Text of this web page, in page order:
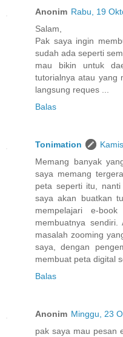
Anonim Rabu, 19
Salam,
Pak saya ingin
sudah ada seperti
mau bikin untuk
tutorialnya atau yang
langsung reques ...
Balas
Tonimation
Memang banyak
saya memang
peta seperti itu,
saya akan buatkan
mempelajari e-
membuatnya
masalah zooming
saya, dengan
membuat peta digital
Balas
Anonim Minggu, 23
pak saya mau pesan